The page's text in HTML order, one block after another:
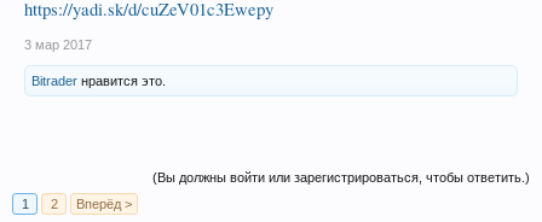
https://yadi.sk/d/cuZeV01c3Ewepy
3 мар 2017
Bitrader нравится это.
(Вы должны войти или зарегистрироваться, чтобы ответить.)
1
2 Вперёд >